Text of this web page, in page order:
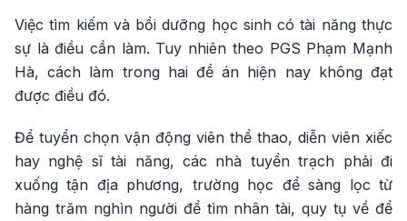
Việc tìm kiếm và bồi dưỡng học sinh có tài năng thực
sự là điều cần làm. Tuy nhiên theo PGS Phạm Mạnh
Hà, cách làm trong hai đề án hiện nay không đạt
được điều đó.
Để tuyển chọn vận động viên thể thao, diễn viên xiếc
hay nghệ sĩ tài năng, các nhà tuyển trạch phải đi
xuống tận địa phương, trường học để sàng lọc từ
hàng trăm nghìn người để tìm nhân tài, quy tụ về để